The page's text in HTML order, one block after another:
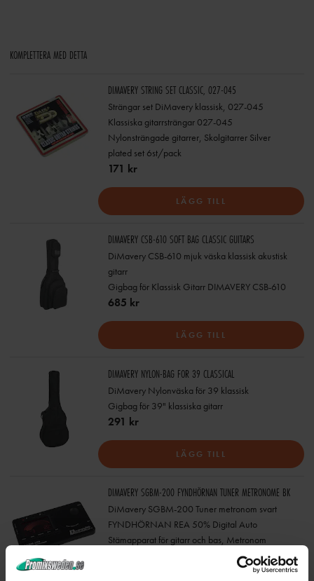
KOMPLETTERA MED DETTA
DIMAVERY STRING SET CLASSIC, 027-045
Strängar set DiMavery klassisk, 027-045
Klassiska gitarrsträngar 027-045
Nylonsträngade gitarrer, Skolgitarrer Silver
plated set 6st/pack
171 kr
LÄGG TILL
DIMAVERY CSB-610 SOFT BAG CLASSIC GUITARS
DiMavery CSB-610 mjuk väska klassisk akustisk
gitarr
Gigbag för Klassisk Gitarr DIMAVERY CSB-610
685 kr
LÄGG TILL
DIMAVERY NYLON-BAG FOR 39 CLASSICAL
DiMavery Nylonväska för 39 klassisk
Gigbag för 39" klassiska gitarr
291 kr
LÄGG TILL
DIMAVERY SGBM-200 FYNDHÖRNAN TUNER METRONOME BK
DiMavery SGBM-200 Tuner metronom svart
FYNDHÖRNAN REA 50% Digital Auto
Stämapparat för gitarr och bas, Metronom